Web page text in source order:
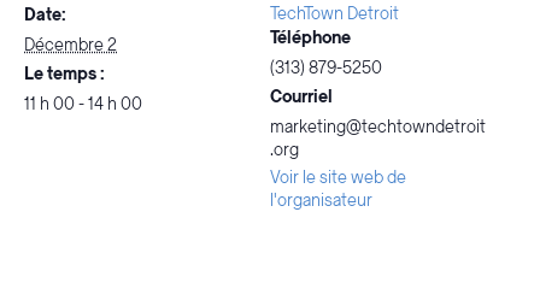
Date:
Décembre 2
Le temps :
11 h 00 - 14 h 00
TechTown Detroit
Téléphone
(313) 879-5250
Courriel
marketing@techtowndetroit
.org
Voir le site web de
l'organisateur